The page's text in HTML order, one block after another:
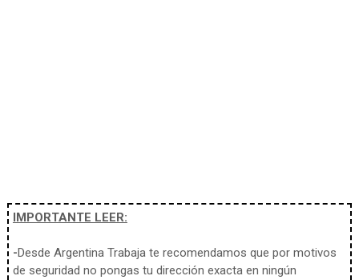
IMPORTANTE LEER:
-Desde Argentina Trabaja te recomendamos que por motivos
de seguridad no pongas tu dirección exacta en ningún